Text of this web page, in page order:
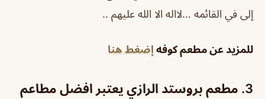
إلى في القائمه …لااله الا الله عليهم ..
للمزيد عن مطعم كوفه إضغط هنا
3. مطعم بروستد الرازي يعتبر افضل مطاعم